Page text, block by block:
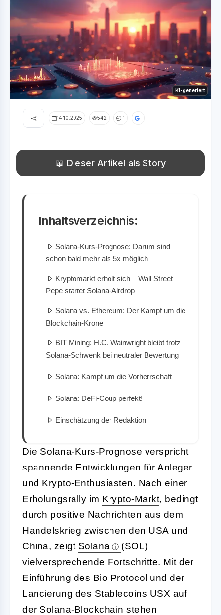
KI-generiert
14.10.2025 542 1
📖 Dieser Artikel als Story
Inhaltsverzeichnis:
Solana-Kurs-Prognose: Darum sind
schon bald mehr als 5x möglich
Kryptomarkt erholt sich – Wall Street
Pepe startet Solana-Airdrop
Solana vs. Ethereum: Der Kampf um die
Blockchain-Krone
BIT Mining: H.C. Wainwright bleibt trotz
Solana-Schwenk bei neutraler Bewertung
Solana: Kampf um die Vorherrschaft
Solana: DeFi-Coup perfekt!
Einschätzung der Redaktion
Die Solana-Kurs-Prognose verspricht
spannende Entwicklungen für Anleger
und Krypto-Enthusiasten. Nach einer
Erholungsrally im Krypto-Markt, bedingt
durch positive Nachrichten aus dem
Handelskrieg zwischen den USA und
China, zeigt Solana
(SOL)
vielversprechende Fortschritte. Mit der
Einführung des Bio Protocol und der
Lancierung des Stablecoins USX auf
der Solana-Blockchain stehen